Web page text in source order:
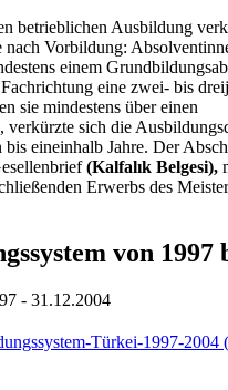
betrieblichen Ausbildung
nach Vorbildung:
einem
eine zwei- bis
sie mindestens über einen
verkürzte sich die
eineinhalb Jahre. Der
(Kalfalık Belgesi),
Erwerbs des
von 1997
- 31.12.2004
Türkei-1997-2004